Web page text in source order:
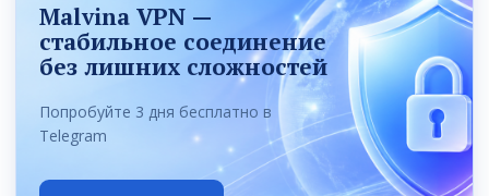
Malvina VPN —
стабильное соединение
без лишних сложностей
Попробуйте 3 дня бесплатно в
Telegram